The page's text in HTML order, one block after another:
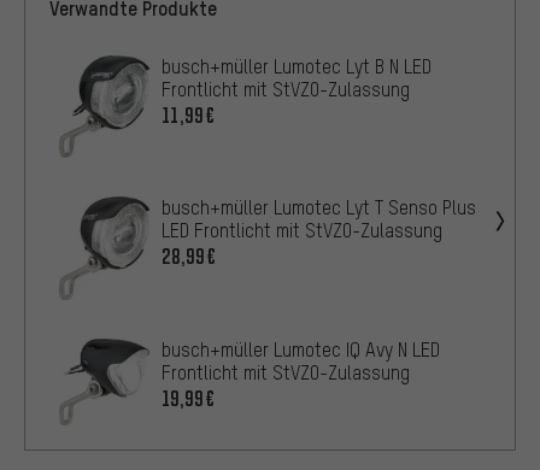
Verwandte Produkte
busch+müller Lumotec Lyt B N LED
Frontlicht mit StVZO-Zulassung
11,99€
busch+müller Lumotec Lyt T Senso Plus
LED Frontlicht mit StVZO-Zulassung
28,99€
busch+müller Lumotec IQ Avy N LED
Frontlicht mit StVZO-Zulassung
19,99€